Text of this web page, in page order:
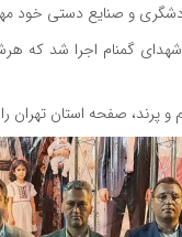
و صنایع دستی خود
گمنام اجرا شد که
پرند، صفحه استان تهران را